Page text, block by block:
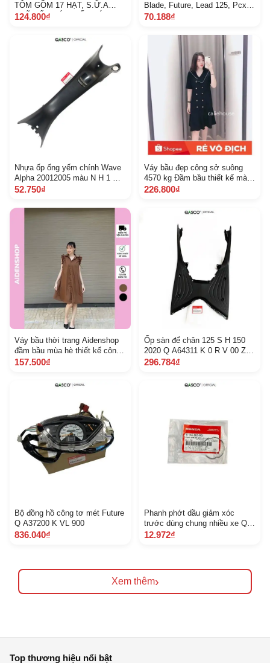
TÔM GỒM 17 HẠT, S.Ữ.A
HẠŨ CỐC CÓ X UẤT HÓA
124.800₫
Blade, Future, Lead 125, Pcx,
S H 125, S H 150,Sh Mode,
70.188₫
Nhựa ốp ống yếm chính Wave
Alpha 20012005 màu N H 1 Q
A64320 K EV 900 Z B Z Z 5 5
52.750₫
Váy bầu đẹp công sở suông
4570 kg Đầm bầu thiết kế màu
đen,đỏ,xanh than
226.800₫
Váy bầu thời trang Aidenshop
đầm bầu mùa hè thiết kế công
sở sát nách V B 12
157.500₫
Ốp sàn để chân 125 S H 150
2020 Q A64311 K 0 R V 00 Z A
5 B 2 A
296.784₫
Bộ đồng hồ công tơ mét Future
Q A37200 K VL 900
836.040₫
Phanh phớt dầu giảm xóc
trước dùng chung nhiều xe Q
A51466065901 1054
12.972₫
Xem thêm›
Top thương hiệu nổi bật